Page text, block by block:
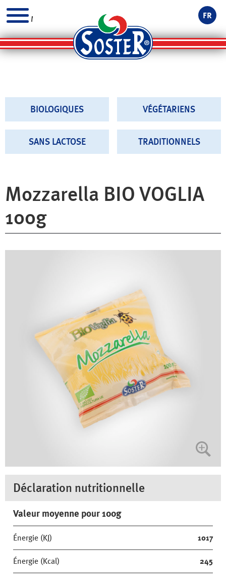
MENU FR
BIOLOGIQUES VÉGÉTARIENS
SANS LACTOSE TRADITIONNELS
Mozzarella BIO VOGLIA
100g
Déclaration nutritionnelle
Valeur moyenne pour 100g
Énergie (KJ) 1017
Énergie (Kcal) 245